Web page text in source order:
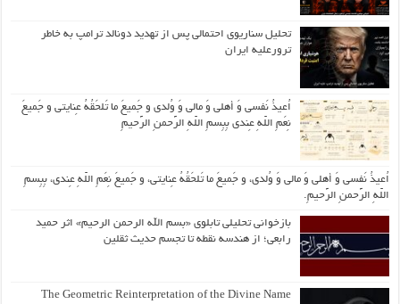
تحلیل سناریوی احتمالی پس از تهدید دونالد ترامپ به خاطر
ترورعلیه ایران
اُعیذُ نَفسی وَ أهلی وَ مالی وَ وُلدی و جَمیعَ ما تَلحَقُهُ عِنایتی و جَمیعَ
نِعَمِ اللّهِ عِندی بِبِسمِ اللّهِ الرَّحمنِ الرَّحیمِ
اُعیذُ نَفسی وَ أهلی وَ مالی وَ وُلدی، و جَمیعَ ما تَلحَقُهُ عِنایتی، و جَمیعَ نِعَمِ اللّهِ عِندی، بِبِسمِ
اللّهِ الرَّحمنِ الرَّحیمِ.
بازخوانی تحلیلی تابلوی «بسم الله الرحمن الرحیم» اثر حمید
رابعی؛ از هندسه نقطه تا تجسم حدیث ثقلین
The Geometric Reinterpretation of the Divine Name